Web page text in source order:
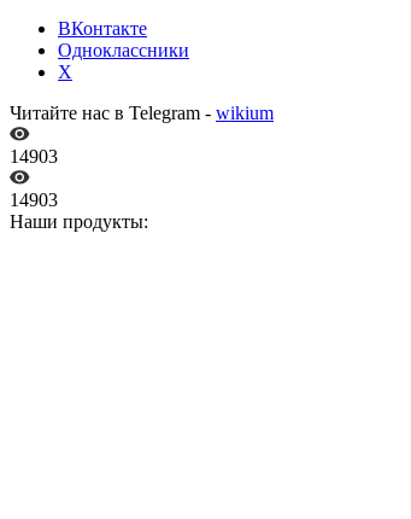
ВКонтакте
Одноклассники
X
Читайте нас в Telegram - wikium
14903
14903
Наши продукты: